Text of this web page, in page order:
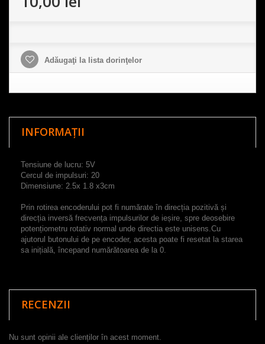
Adăugaţi la lista dorinţelor
INFORMAȚII
Tensiune de lucru: 5V
Cercul de impulsuri: 20
Dimensiune: 2.5x 1.8 x3cm
Prin rotirea encoderului pot fi numărate în direcția pozitivă și
direcția inversă frecvența impulsurilor de ieșire, spre deosebire
potențiometru rotativ normal unde directia este unisens. Cu
ajutorul butonului de pe encoder, acesta poate fi resetat la starea
sa inițială, începand numărătoarea de la 0.
RECENZII
Nu sunt opinii ale clienților în acest moment.